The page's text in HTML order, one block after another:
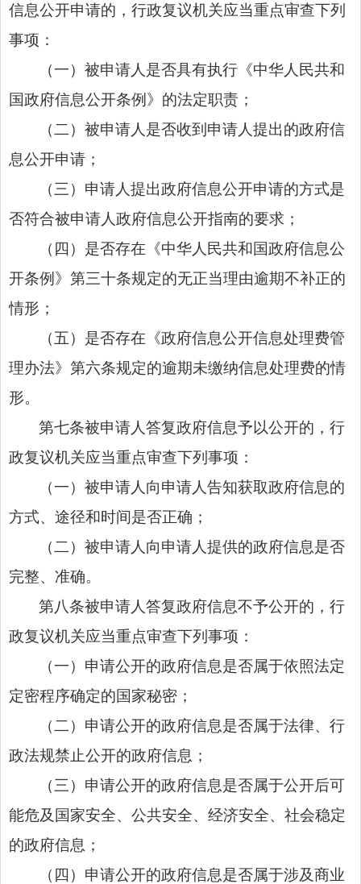
信息公开申请的，行政复议机关应当重点审查下列
事项：
（一）被申请人是否具有执行《中华人民共和
国政府信息公开条例》的法定职责；
（二）被申请人是否收到申请人提出的政府信
息公开申请；
（三）申请人提出政府信息公开申请的方式是
否符合被申请人政府信息公开指南的要求；
（四）是否存在《中华人民共和国政府信息公
开条例》第三十条规定的无正当理由逾期不补正的
情形；
（五）是否存在《政府信息公开信息处理费管
理办法》第六条规定的逾期未缴纳信息处理费的情
形。
第七条被申请人答复政府信息予以公开的，行
政复议机关应当重点审查下列事项：
（一）被申请人向申请人告知获取政府信息的
方式、途径和时间是否正确；
（二）被申请人向申请人提供的政府信息是否
完整、准确。
第八条被申请人答复政府信息不予公开的，行
政复议机关应当重点审查下列事项：
（一）申请公开的政府信息是否属于依照法定
定密程序确定的国家秘密；
（二）申请公开的政府信息是否属于法律、行
政法规禁止公开的政府信息；
（三）申请公开的政府信息是否属于公开后可
能危及国家安全、公共安全、经济安全、社会稳定
的政府信息；
（四）申请公开的政府信息是否属于涉及商业